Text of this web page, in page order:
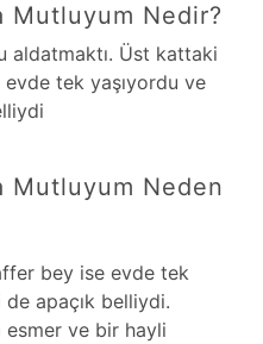
Mutluyum Nedir?
aldatmaktı. Üst kattaki
tek yaşıyordu ve
Mutluyum Neden
bey ise evde tek
apaçık belliydi.
ve bir hayli